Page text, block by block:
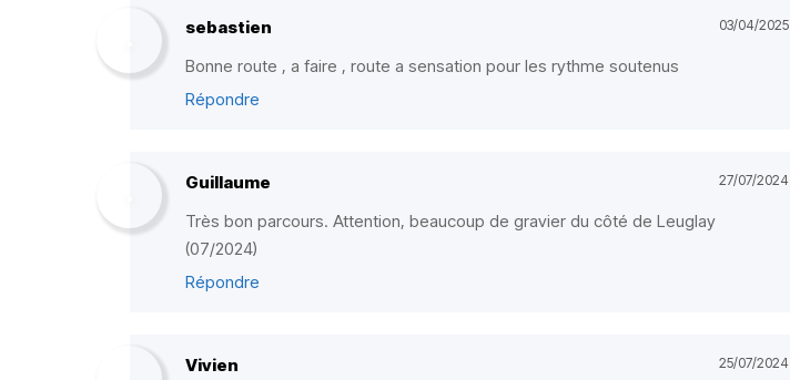
sebastien 03/04/2025
Bonne route , a faire , route a sensation pour les rythme soutenus
Répondre
Guillaume 27/07/2024
Très bon parcours. Attention, beaucoup de gravier du côté de Leuglay
(07/2024)
Répondre
Vivien 25/07/2024